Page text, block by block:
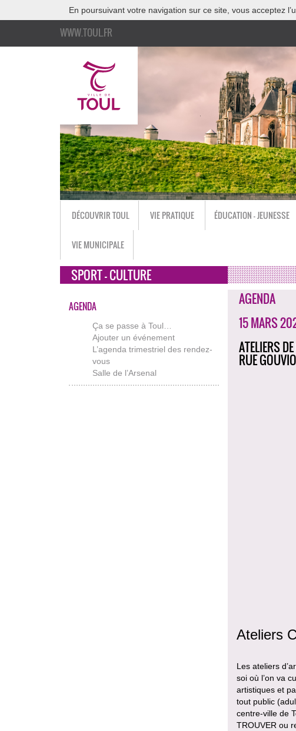
En poursuivant votre navigation sur ce site, vous acceptez
WWW.TOUL.FR
DÉCOUVRIR TOUL VIE PRATIQUE ÉDUCATION - JEUNESSE
VIE MUNICIPALE
SPORT - CULTURE
AGENDA
Ça se passe à Toul…
Ajouter un événement
L’agenda trimestriel des rendez-
vous
Salle de l’Arsenal
AGENDA
15 MARS
ATELIERS
RUE
Ateliers
Les ateliers
soi où l’on va
artistiques et
tout public
centre-ville de
TROUVER ou